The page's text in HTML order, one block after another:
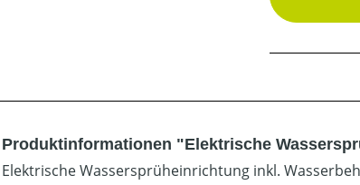
Produktinformationen "Elektrische
Elektrische Wassersprüheinrichtung inkl.